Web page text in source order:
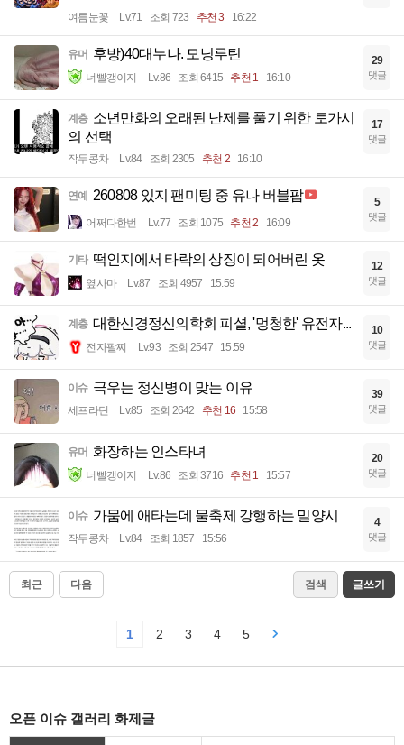
여름눈꽃 Lv.71 조회 723 추천 3 16:22
유머 후방)40대누나. 모닝루틴
너빨갱이지 Lv.86 조회 6415 추천 1 16:10
29
댓글
계층 소년만화의 오래된 난제를 풀기 위한 토가시
의 선택
작두콩차 Lv.84 조회 2305 추천 2 16:10
17
댓글
연예 260808 있지 팬미팅 중 유나 버블팝
어쩌다한번 Lv.77 조회 1075 추천 2 16:09
5
댓글
기타 떡인지에서 타락의 상징이 되어버린 옷
옆사마 Lv.87 조회 4957 15:59
12
댓글
계층 대한신경정신의학회 피셜, '멍청한' 유전자...
전자팔찌 Lv.93 조회 2547 15:59
10
댓글
이슈 극우는 정신병이 맞는 이유
세프라딘 Lv.85 조회 2642 추천 16 15:58
39
댓글
유머 화장하는 인스타녀
너빨갱이지 Lv.86 조회 3716 추천 1 15:57
20
댓글
이슈 가뭄에 애타는데 물축제 강행하는 밀양시
작두콩차 Lv.84 조회 1857 15:56
4
댓글
최근 다음 검색 글쓰기
1 2 3 4 5
오픈 이슈 갤러리 화제글